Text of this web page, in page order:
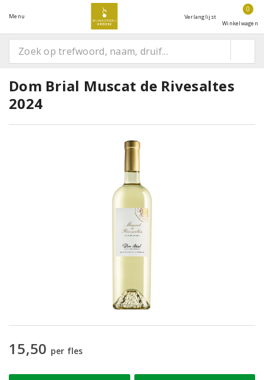
Menu Verlanglijst
0
Winkelwagen
Dom Brial Muscat de Rivesaltes
2024
15,50 per fles